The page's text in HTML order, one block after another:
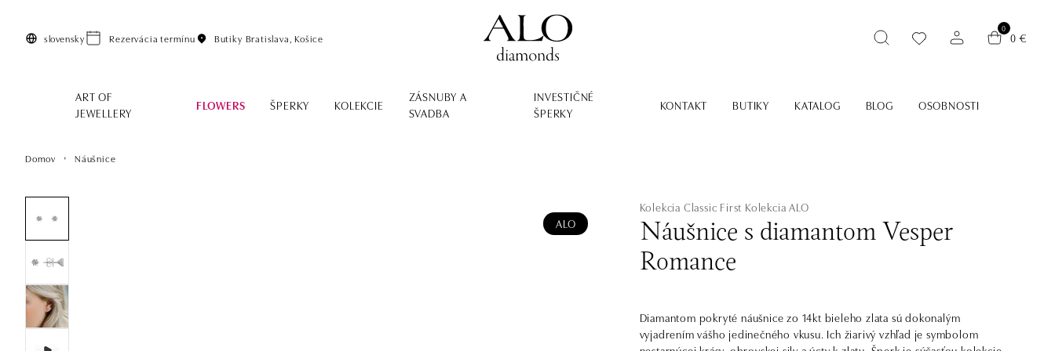
slovensky Rezervácia termínu Butiky Bratislava, Košice
0
0 €
ART OF
JEWELLERY
FLOWERS ŠPERKY KOLEKCIE
ZÁSNUBY A
SVADBA
INVESTIČNÉ
ŠPERKY
KONTAKT BUTIKY KATALOG BLOG OSOBNOSTI
Domov Náušnice
ALO
Kolekcia Classic First Kolekcia ALO
Náušnice s diamantom Vesper
Romance
Diamantom pokryté náušnice zo 14kt bieleho zlata sú dokonalým
vyjadrením vášho jedinečného vkusu. Ich žiarivý vzhľad je symbolom